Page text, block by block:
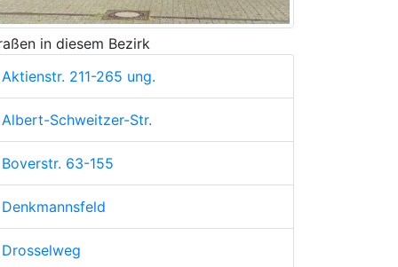
in diesem Bezirk
Aktienstr. 211-265 ung.
Albert-Schweitzer-Str.
Boverstr. 63-155
Denkmannsfeld
Drosselweg